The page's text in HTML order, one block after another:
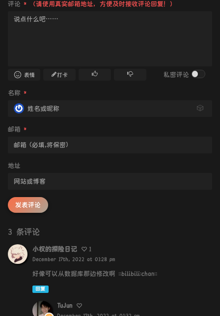
评论 * （请使用真实邮箱地址，方便及时接收评论回复！）
表情 打卡 私密评论
名称 *
🎲
邮箱 *
地址
发表评论
3 条评论
小权的探险日记 1
December 17th, 2022 at 01:28 pm
好像可以从数据库那边修改啊 ::bilibili:chan::
回复
TuJun